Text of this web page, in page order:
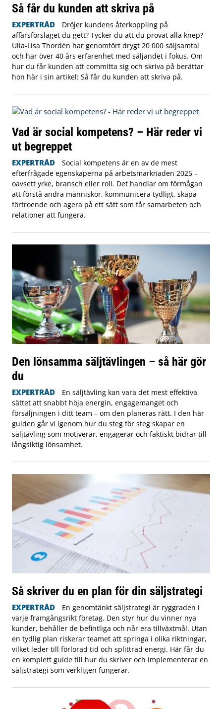
Så får du kunden att skriva på
EXPERTRÅD
Dröjer kundens återkoppling på
affärsförslaget du gett? Tycker du att du provat alla knep?
Ulla-Lisa Thordén har genomfört drygt 20 000 säljsamtal
och har över 40 års erfarenhet med säljandet i fokus. Om
hur du får kunden att committa sig och skriva på berättar
hon här i sin artikel: Så får du kunden att skriva på.
Vad är social kompetens? – Här reder vi
ut begreppet
EXPERTRÅD
Social kompetens är en av de mest
efterfrågade egenskaperna på arbetsmarknaden 2025 –
oavsett yrke, bransch eller roll. Det handlar om förmågan
att förstå andra människor, kommunicera tydligt, skapa
förtroende och agera på ett sätt som får samarbeten och
relationer att fungera.
Den lönsamma säljtävlingen – så här gör
du
EXPERTRÅD
En säljtävling kan vara det mest effektiva
sättet att snabbt höja energin, engagemanget och
försäljningen i ditt team – om den planeras rätt. I den här
guiden går vi igenom hur du steg för steg skapar en
säljtävling som motiverar, engagerar och faktiskt bidrar till
långsiktig lönsamhet.
Så skriver du en plan för din säljstrategi
EXPERTRÅD
En genomtänkt säljstrategi är ryggraden i
varje framgångsrikt företag. Den styr hur du vinner nya
kunder, behåller de befintliga och når era tillväxtmål. Utan
en tydlig plan riskerar teamet att springa i olika riktningar,
vilket leder till förlorad tid och splittrad energi. Här får du
en komplett guide till hur du skriver och implementerar en
säljstrategi som verkligen fungerar.